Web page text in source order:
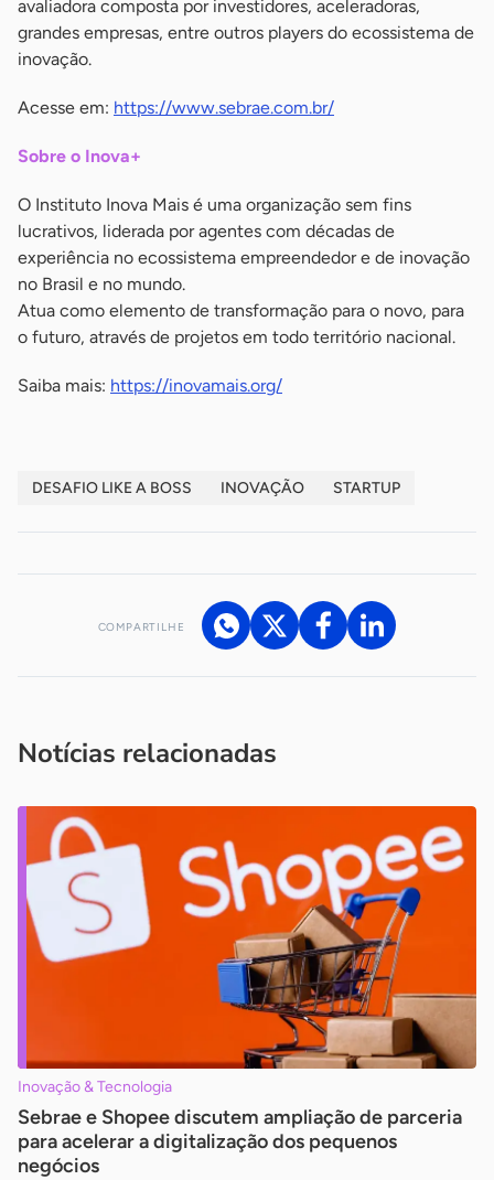
avaliadora composta por investidores, aceleradoras,
grandes empresas, entre outros players do ecossistema de
inovação.
Acesse em: https://www.sebrae.com.br/
Sobre o Inova+
O Instituto Inova Mais é uma organização sem fins
lucrativos, liderada por agentes com décadas de
experiência no ecossistema empreendedor e de inovação
no Brasil e no mundo.
Atua como elemento de transformação para o novo, para
o futuro, através de projetos em todo território nacional.
Saiba mais: https://inovamais.org/
DESAFIO LIKE A BOSS INOVAÇÃO STARTUP
COMPARTILHE
Notícias relacionadas
Inovação & Tecnologia
Sebrae e Shopee discutem ampliação de parceria
para acelerar a digitalização dos pequenos
negócios